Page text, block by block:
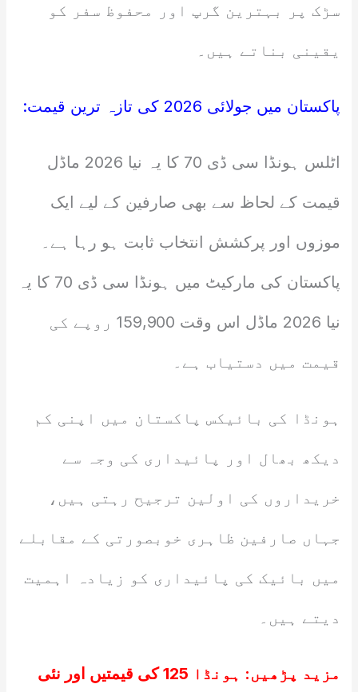
سڑک پر بہترین گرپ اور محفوظ سفر کو
یقینی بناتے ہیں۔
پاکستان میں جولائی 2026 کی تازہ ترین قیمت:
اٹلس ہونڈا سی ڈی 70 کا یہ نیا 2026 ماڈل
قیمت کے لحاظ سے بھی صارفین کے لیے ایک
موزوں اور پرکشش انتخاب ثابت ہو رہا ہے۔
پاکستان کی مارکیٹ میں ہونڈا سی ڈی 70 کا یہ
نیا 2026 ماڈل اس وقت 159,900 روپے کی
قیمت میں دستیاب ہے۔
ہونڈا کی بائیکس پاکستان میں اپنی کم
دیکھ بھال اور پائیداری کی وجہ سے
خریداروں کی اولین ترجیح رہتی ہیں،
جہاں صارفین ظاہری خوبصورتی کے مقابلے
میں بائیک کی پائیداری کو زیادہ اہمیت
دیتے ہیں۔
مزید پڑھیں: ہونڈا 125 کی قیمتیں اور نئی